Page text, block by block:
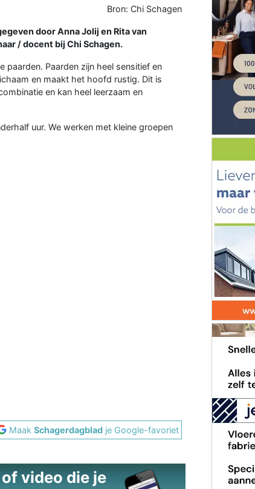
Bron: Chi Schagen
door Anna Jolij en Rita van
/ docent bij Chi Schagen.
paarden. Paarden zijn heel sensitief en
en maakt het hoofd rustig. Dit is
en kan heel leerzaam en
uur. We werken met kleine groepen
MaakSchagerdagblad je Google-favoriet
video die je